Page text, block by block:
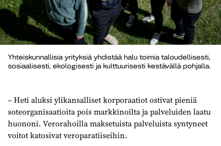
Yhteiskunnallisia yrityksiä yhdistää halu toimia taloudellisesti,
sosiaalisesti, ekologisesti ja kulttuurisesti kestävällä pohjalla.
– Heti aluksi ylikansalliset korporaatiot ostivat pieniä
soteorganisaatioita pois markkinoilta ja palveluiden laatu
huononi. Verorahoilla maksetuista palveluista syntyneet
voitot katosivat veroparatiiseihin.